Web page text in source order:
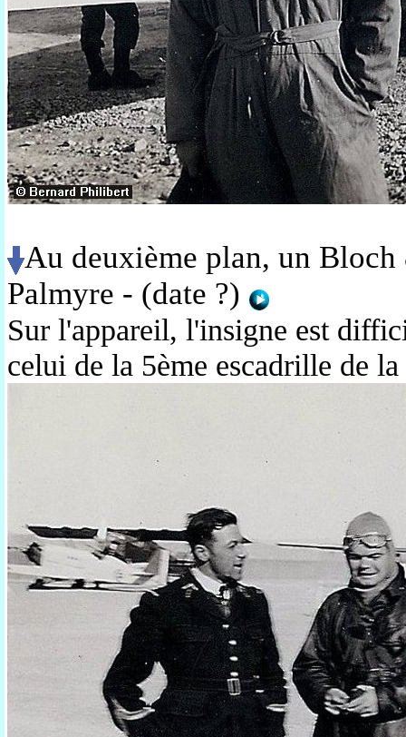
Au deuxième plan, un Bloch
Palmyre - (date ?)
Sur l'appareil, l'insigne est
celui de la 5ème escadrille de